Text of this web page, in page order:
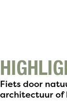
Fiets door
architectuur of